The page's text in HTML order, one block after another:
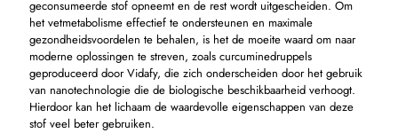
geconsumeerde stof opneemt en de rest wordt uitgescheiden. Om
het vetmetabolisme effectief te ondersteunen en maximale
gezondheidsvoordelen te behalen, is het de moeite waard om naar
moderne oplossingen te streven, zoals curcuminedruppels
geproduceerd door Vidafy, die zich onderscheiden door het gebruik
van nanotechnologie die de biologische beschikbaarheid verhoogt.
Hierdoor kan het lichaam de waardevolle eigenschappen van deze
stof veel beter gebruiken.